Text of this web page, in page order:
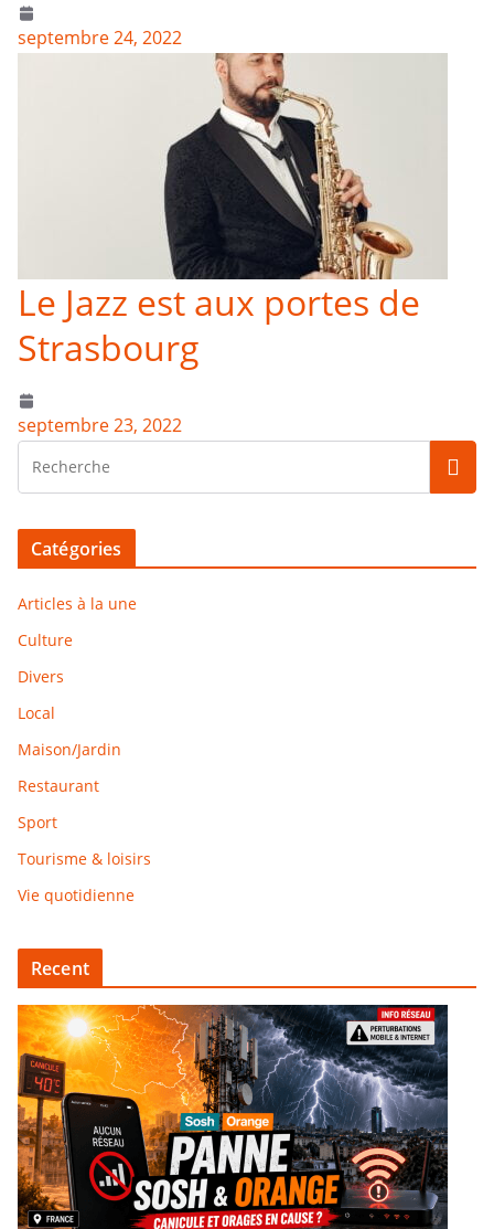
septembre 24, 2022
Le Jazz est aux portes de
Strasbourg
septembre 23, 2022
Catégories
Articles à la une
Culture
Divers
Local
Maison/Jardin
Restaurant
Sport
Tourisme & loisirs
Vie quotidienne
Recent